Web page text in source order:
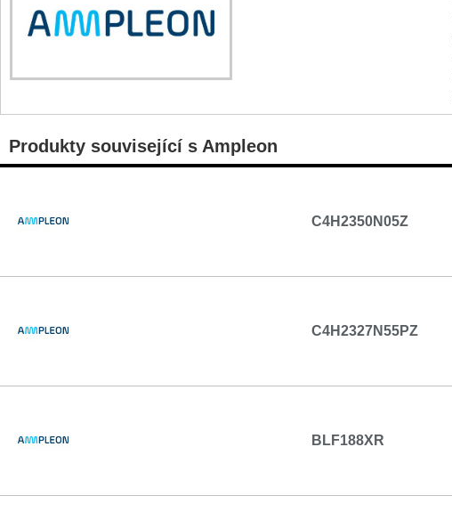
Produkty související s Ampleon
C4H2350N05Z
C4H2327N55PZ
BLF188XR